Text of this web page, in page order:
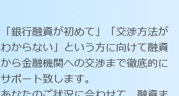
「銀行融資が初めて」「交渉方法が
わからない」という方に向けて融資
から金融機関への交渉まで徹底的に
サポート致します。